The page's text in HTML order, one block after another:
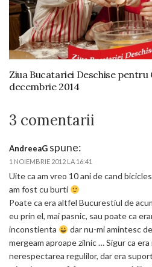
Ziua Bucatariei Deschise pentru
decembrie 2014
3 comentarii
AndreeaG spune:
1 NOIEMBRIE 2012 LA 16:41
Uite ca am vreo 10 ani de cand
am fost cu burti
Poate ca era altfel Bucurestiul de
eu prin el, mai pasnic, sau poate ca
inconstienta
dar nu-mi amintesc
mergeam aproape zilnic … Sigur ca
nerespectarea regulilor, dar era